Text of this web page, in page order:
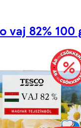
vaj 82% 100